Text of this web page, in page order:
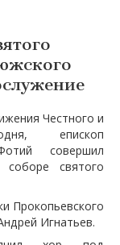
Честного и
епископ
совершил
святого
Прокопьевского
Игнатьев.